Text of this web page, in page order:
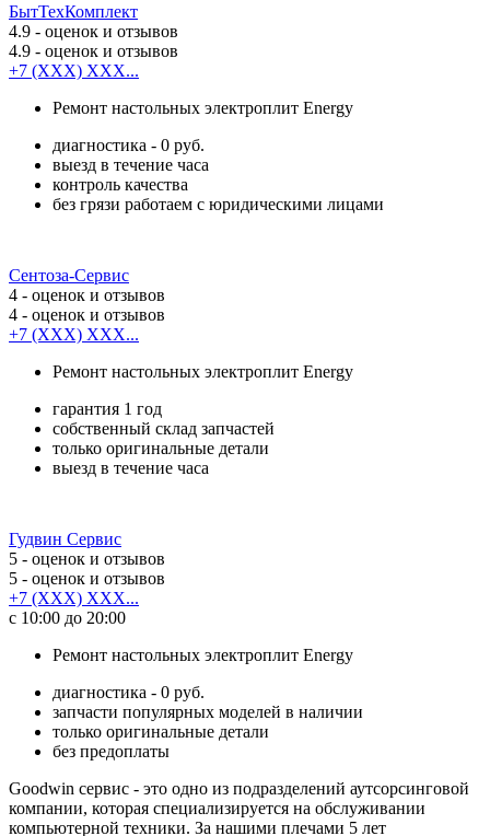
БытТехКомплект
4.9 - оценок и отзывов
4.9 - оценок и отзывов
+7 (XXX) XXX...
Ремонт настольных электроплит Energy
диагностика - 0 руб.
выезд в течение часа
контроль качества
без грязи работаем с юридическими лицами
Сентоза-Сервис
4 - оценок и отзывов
4 - оценок и отзывов
+7 (XXX) XXX...
Ремонт настольных электроплит Energy
гарантия 1 год
собственный склад запчастей
только оригинальные детали
выезд в течение часа
Гудвин Сервис
5 - оценок и отзывов
5 - оценок и отзывов
+7 (XXX) XXX...
с 10:00 до 20:00
Ремонт настольных электроплит Energy
диагностика - 0 руб.
запчасти популярных моделей в наличии
только оригинальные детали
без предоплаты
Goodwin сервис - это одно из подразделений аутсорсинговой
компании, которая специализируется на обслуживании
компьютерной техники. За нашими плечами 5 лет